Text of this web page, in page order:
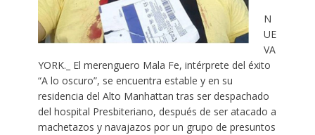
N
UE
VA
YORK._ El merenguero Mala Fe, intérprete del éxito
“A lo oscuro”, se encuentra estable y en su
residencia del Alto Manhattan tras ser despachado
del hospital Presbiteriano, después de ser atacado a
machetazos y navajazos por un grupo de presuntos